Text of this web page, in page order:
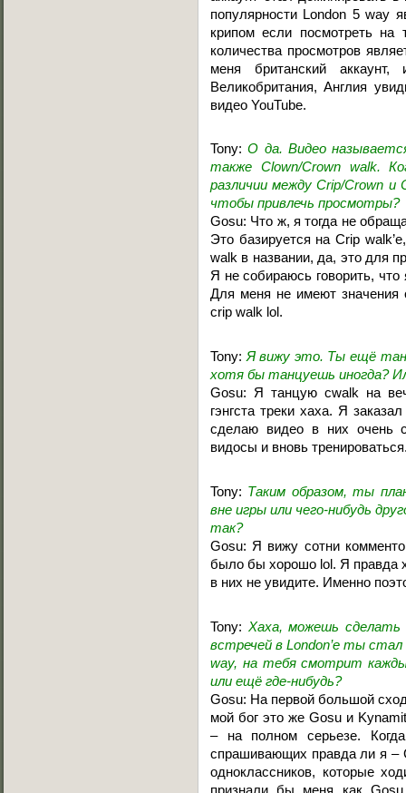
популярности London 5 way
крипом если посмотреть на
количества просмотров
меня британский
Великобритания, Англия
видео YouTube.
Tony:О да. Видео
также Clown/Crown walk.
различии между Crip/Crown и
чтобы привлечь просмотры?
Gosu: Что ж, я тогда не
Это базируется на Crip
walk в названии, да, это для
Я не собираюсь говорить,
Для меня не имеют значения
crip walk lol.
Tony:Я вижу это. Ты ещё
хотя бы танцуешь иногда?
Gosu: Я танцую cwalk на
гэнгста треки хаха. Я
сделаю видео в них очень
видосы и вновь
Tony: Таким образом, ты
вне игры или чего-нибудь
так?
Gosu: Я вижу сотни
было бы хорошо lol. Я правда
в них не увидите. Именно
Tony: Хаха, можешь
встречей в London’e ты
way, на тебя смотрит
или ещё где-нибудь?
Gosu: На первой большой
мой бог это же Gosu и
– на полном серьезе.
спрашивающих правда ли я –
одноклассников, которые